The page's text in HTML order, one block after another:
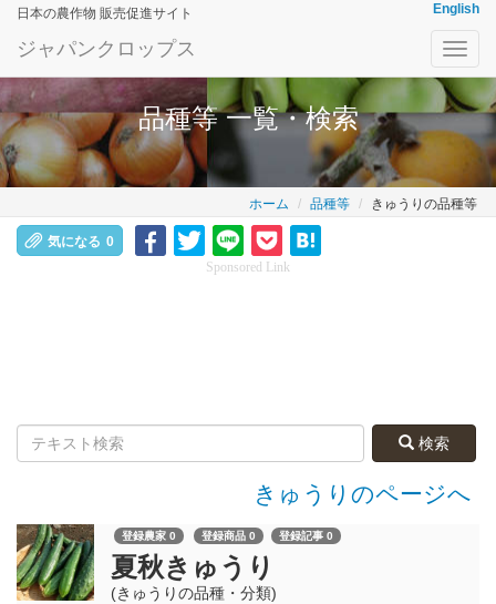
日本の農作物 販売促進サイト English
ジャパンクロップス
品種等 一覧・検索
ホーム 品種等 きゅうりの品種等
気になる 0
Sponsored Link
検索
きゅうりのページへ
登録農家 0 登録商品 0 登録記事 0
夏秋きゅうり
(きゅうりの品種・分類)